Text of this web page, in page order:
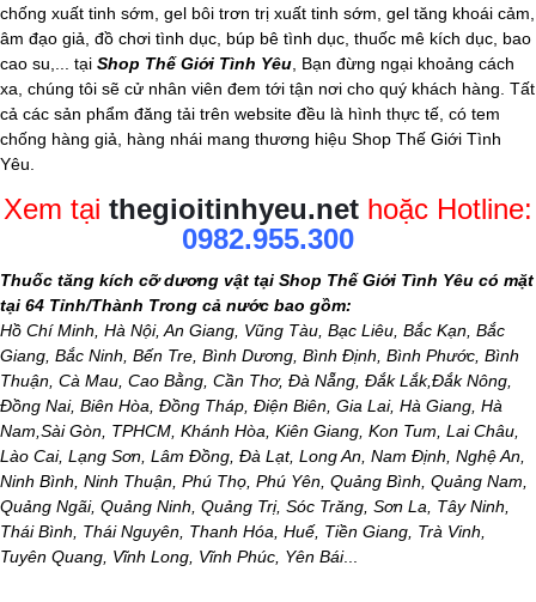
chống xuất tinh sớm, gel bôi trơn trị xuất tinh sớm, gel tăng khoái cảm,
âm đạo giả , đồ chơi tình dục, búp bê tình dục, thuốc mê kích dục, bao
cao su,... tại Shop Thế Giới Tình Yêu , Bạn đừng ngại khoảng cách
xa, chúng tôi sẽ cử nhân viên đem tới tận nơi cho quý khách hàng. Tất
cả các sản phẩm đăng tải trên website đều là hình thực tế, có tem
chống hàng giả, hàng nhái mang thương hiệu Shop Thế Giới Tình
Yêu.
Xem tại thegioitinhyeu.net hoặc Hotline:
0982.955.300
Thuốc tăng kích cỡ dương vật tại Shop Thế Giới Tình Yêu có mặt
tại 64 Tỉnh/Thành Trong cả nước bao gồm:
Hồ Chí Minh, Hà Nội, An Giang, Vũng Tàu, Bạc Liêu, Bắc Kạn, Bắc
Giang, Bắc Ninh, Bến Tre, Bình Dương, Bình Định, Bình Phước, Bình
Thuận, Cà Mau, Cao Bằng, Cần Thơ, Đà Nẵng, Đắk Lắk,Đắk Nông,
Đồng Nai, Biên Hòa, Đồng Tháp, Điện Biên, Gia Lai, Hà Giang, Hà
Nam,Sài Gòn, TPHCM, Khánh Hòa, Kiên Giang, Kon Tum, Lai Châu,
Lào Cai, Lạng Sơn, Lâm Đồng, Đà Lạt, Long An, Nam Định, Nghệ An,
Ninh Bình, Ninh Thuận, Phú Thọ, Phú Yên, Quảng Bình, Quảng Nam,
Quảng Ngãi, Quảng Ninh, Quảng Trị, Sóc Trăng, Sơn La, Tây Ninh,
Thái Bình, Thái Nguyên, Thanh Hóa, Huế, Tiền Giang, Trà Vinh,
Tuyên Quang, Vĩnh Long, Vĩnh Phúc, Yên Bái...